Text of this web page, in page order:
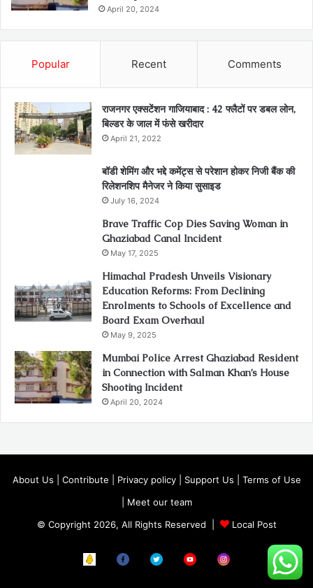
April 20, 2024
Popular Recent Comments
राजनगर एक्सटेंशन गाजियाबाद : 42 फ्लैटों पर डबल लोन,
बिल्डर के जाल में फंसे खरीदार
April 21, 2022
बॉडी शेमिंग और भद्दे कमेंट्स से परेशान होकर निजी बैंक की
रिलेशनशिप मैनेजर ने किया सुसाइड
July 16, 2024
Brave Traffic Cop Dies Saving Woman in
Ghaziabad Canal Incident
May 17, 2025
Himachal Pradesh Unveils Visionary
Education Reforms: From Declining
Enrolments to Schools of Excellence and
Board Exam Overhaul
May 9, 2025
Mumbai Police Arrest Ghaziabad Resident
in Connection with Salman Khan’s House
Shooting Incident
April 20, 2024
About Us Contribute Privacy policy| Support Us
Terms of Use
Meet our team
© Copyright 2026, All Rights Reserved |
Local Post
Koo FB Twitter YoutubeInstagram